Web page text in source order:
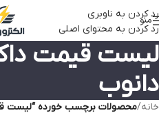
رد کردن به ناوبری
رد کردن به محتوای اصلی
منو
لیست قیمت
دانوب
خانه/محصولات برچسب خورده “لیست